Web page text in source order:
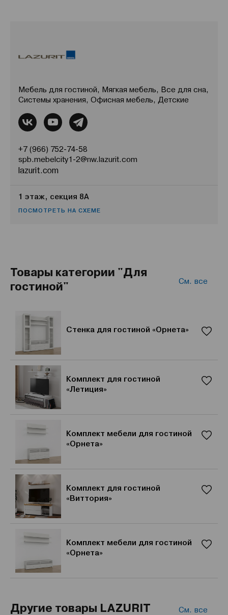
Мебель для гостиной, Мягкая мебель, Все для сна,
Системы хранения, Офисная мебель, Детские
+7 (966) 752-74-58
spb.mebelcity1-2@nw.lazurit.com
lazurit.com
1 этаж, секция 8А
ПОСМОТРЕТЬ НА СХЕМЕ
Товары категории "Для
гостиной"
См. все
Стенка для гостиной «Орнета»
Комплект для гостиной
«Летиция»
Комплект мебели для гостиной
«Орнета»
Комплект для гостиной
«Виттория»
Комплект мебели для гостиной
«Орнета»
Другие товары LAZURIT См. все